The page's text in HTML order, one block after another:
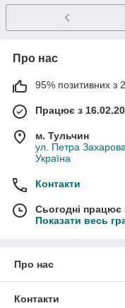
Про нас
95% позитивних з
Працює з
м. Тульчин
ул. Петра
Україна
Контакти
Сьогодні працює
Показати весь
Про нас
Контакти